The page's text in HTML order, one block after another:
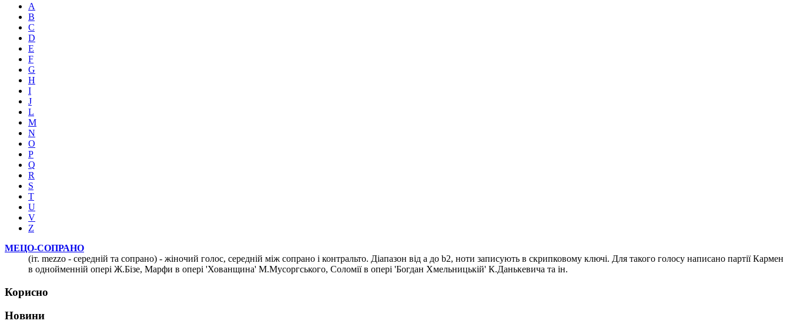
A
B
C
D
E
F
G
H
I
J
L
M
N
O
P
Q
R
S
T
U
V
Z
МЕЦО-СОПРАНО
(іт. mezzo - середній та сопрано) - жіночий голос, середній між сопрано і контральто. Діапазон від а до b2, ноти записують в скрипковому ключі. Для такого голосу написано партії Кармен
в однойменній опері Ж.Бізе, Марфи в опері 'Хованщина' М.Мусоргського, Соломії в опері 'Богдан Хмельницькій' К.Данькевича та ін.
Корисно
Новини